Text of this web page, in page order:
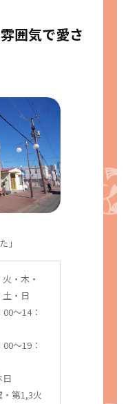
囲気で愛さ
」
・木・
土・日
〜14：
〜19：
日
・第1,3火